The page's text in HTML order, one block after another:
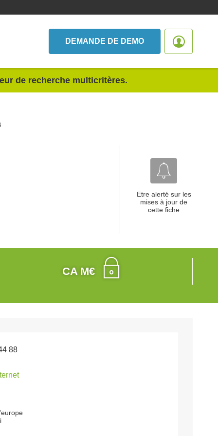
DEMANDE DE DEMO
de recherche multicritères.
Etre alerté sur les
mises à jour de
cette fiche
CA M€
88